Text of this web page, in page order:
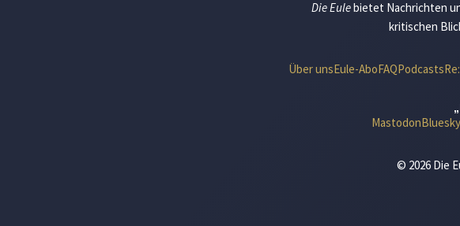
Die Eulebietet Nachrichten
kritischen
Über unsEule-AboFAQPodcasts
MastodonBluesky
© 2026 Die